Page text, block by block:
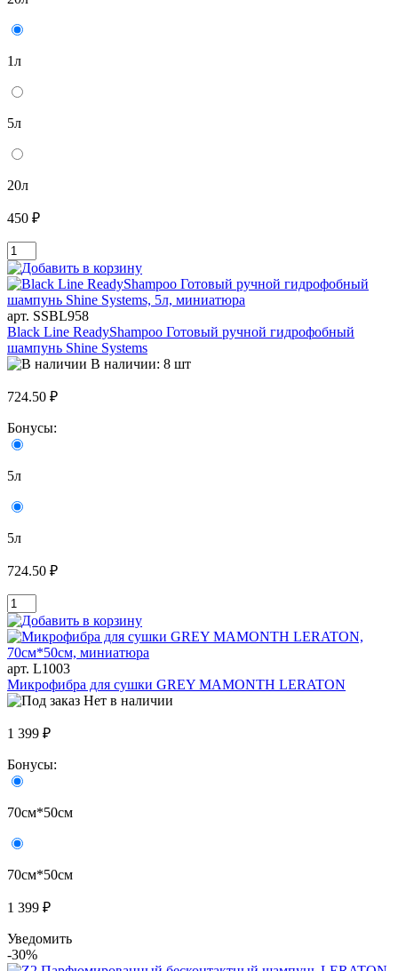
1л
5л
20л
450 ₽
арт. SSBL958
Black Line ReadyShampoo Готовый ручной гидрофобный
шампунь Shine Systems
В наличии: 8 шт
724.50 ₽
Бонусы:
5л
5л
724.50 ₽
арт. L1003
Микрофибра для сушки GREY MAMONTH LERATON
Нет в наличии
1 399 ₽
Бонусы:
70см*50см
70см*50см
1 399 ₽
Уведомить
-30%